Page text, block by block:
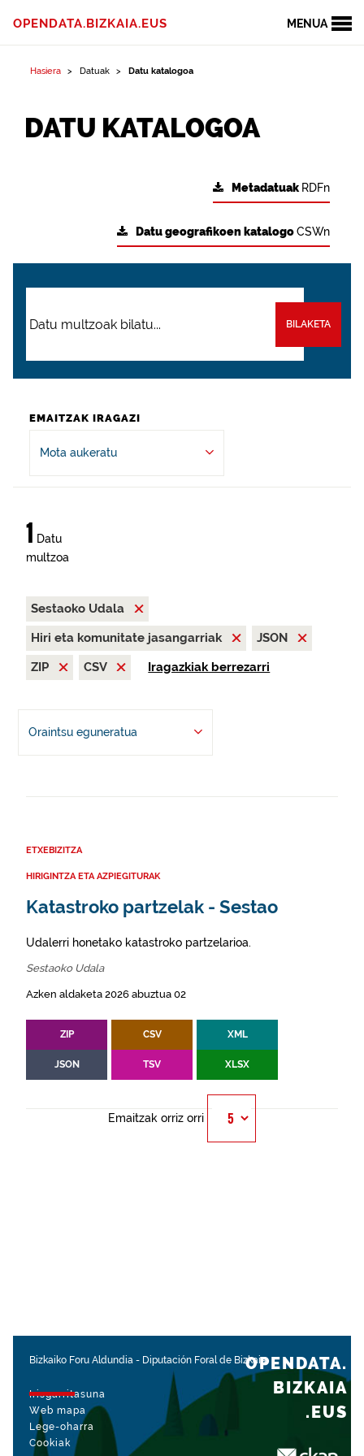
MENUA
OPENDATA.BIZKAIA.EUS
Hasiera Datuak Datu katalogoa
DATU KATALOGOA
Metadatuak RDFn
Datu geografikoen katalogoCSWn
BILAKETA
EMAITZAK IRAGAZI
Mota aukeratu
1 Datu
multzoa
Sestaoko Udala
Hiri eta komunitate jasangarriak
JSON
ZIP
CSV Iragazkiak berrezarri
Oraintsu eguneratua
ETXEBIZITZA
HIRIGINTZA ETA AZPIEGITURAK
Katastroko partzelak - Sestao
Udalerri honetako katastroko partzelarioa.
Sestaoko Udala
Azken aldaketa 2026 abuztua 02
ZIP CSV XML
JSON TSV XLSX
Emaitzak orriz orri
Bizkaiko Foru Aldundia - Diputación Foral de Bizkaia
Irisgarritasuna
Web mapa
Lege-oharra
Cookiak
OPENDATA.
BIZKAIA
.EUS